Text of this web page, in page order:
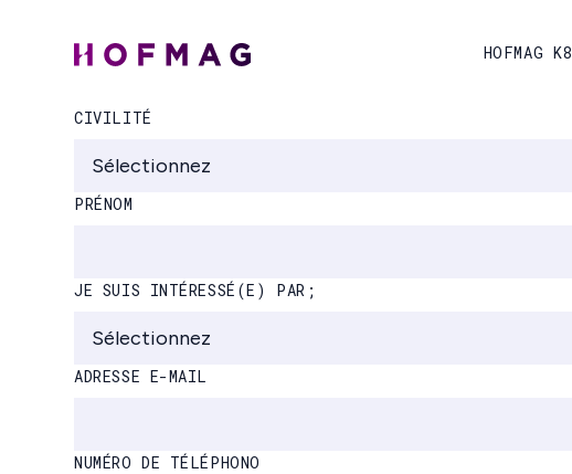
HOFMAG K8
CIVILITÉ
PRÉNOM
JE SUIS INTÉRESSÉ(E) PAR;
ADRESSE E-MAIL
NUMÉRO DE TÉLÉPHONO